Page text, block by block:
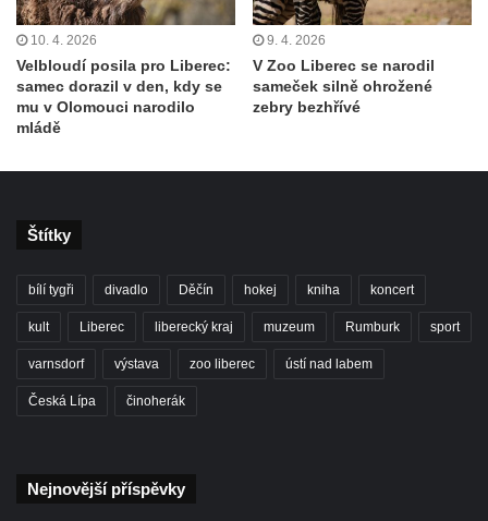
10. 4. 2026
Velbloudí posila pro Liberec:
samec dorazil v den, kdy se
mu v Olomouci narodilo
mládě
9. 4. 2026
V Zoo Liberec se narodil
sameček silně ohrožené
zebry bezhřívé
Štítky
bílí tygři divadlo Děčín hokej kniha koncert
kult Liberec liberecký kraj muzeum Rumburk sport
varnsdorf výstava zoo liberec ústí nad labem
Česká Lípa činoherák
Nejnovější příspěvky